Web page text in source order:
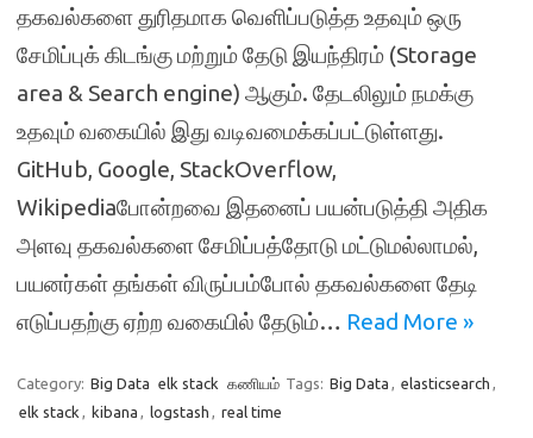
தகவல்களை துரிதமாக வெளிப்படுத்த உதவும் ஒரு
சேமிப்புக் கிடங்கு மற்றும் தேடு இயந்திரம் (Storage
area & Search engine) ஆகும். தேடலிலும் நமக்கு
உதவும் வகையில் இது வடிவமைக்கப்பட்டுள்ளது.
GitHub, Google, StackOverflow,
Wikipediaபோன்றவை இதனைப் பயன்படுத்தி அதிக
அளவு தகவல்களை சேமிப்பத்தோடு மட்டுமல்லாமல்,
பயனர்கள் தங்கள் விருப்பம்போல் தகவல்களை தேடி
எடுப்பதற்கு ஏற்ற வகையில் தேடும்… Read More »
Category: Big Data elk stack கணியம் Tags: Big Data , elasticsearch ,
elk stack , kibana , logstash , real time